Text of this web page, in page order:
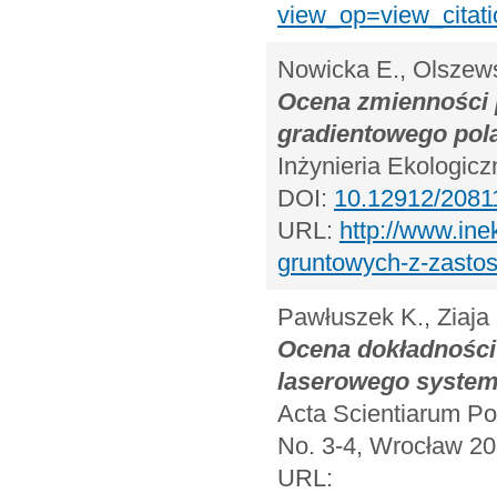
Nowicka E.,
Ocena
gradientowego
Inżynieria
DOI: 10.12912/
URL: http://
gruntowych-z-
Pawłuszek K.,
Ocena
laserowego
Acta Scientiarum
No. 3-4, Wrocław
URL: